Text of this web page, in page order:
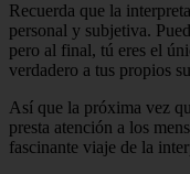
Recuerda que la
personal y subjetiva.
pero al final, tú eres el
verdadero a tus propios
Así que la próxima vez
presta atención a los
fascinante viaje de la